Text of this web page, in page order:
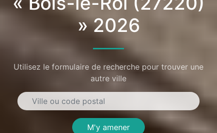
» 2026
Utilisez le formulaire de recherche pour trouver une
autre ville
M'y amener